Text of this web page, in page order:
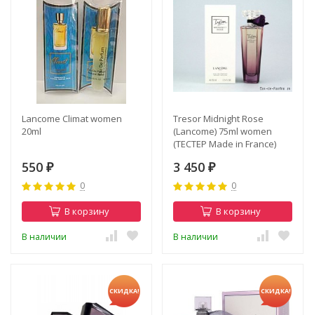
Lancome Climat women
20ml
550 ₽
0
В корзину
В наличии
Tresor Midnight Rose
(Lancome) 75ml women
(ТЕСТЕР Made in France)
3 450 ₽
0
В корзину
В наличии
СКИДКА! СКИДКА!